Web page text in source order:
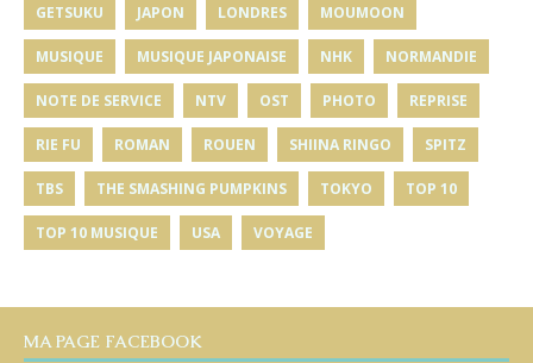
GETSUKU JAPON LONDRES MOUMOON
MUSIQUE MUSIQUE JAPONAISE NHK NORMANDIE
NOTE DE SERVICE NTV OST PHOTO REPRISE
RIE FU ROMAN ROUEN SHIINA RINGO SPITZ
TBS THE SMASHING PUMPKINS TOKYO TOP 10
TOP 10 MUSIQUE USA VOYAGE
MA PAGE FACEBOOK